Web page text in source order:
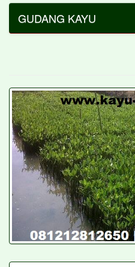
GUDANG KAYU